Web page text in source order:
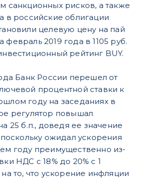
санкционных рисков, а также
в российские облигации
целевую цену на пай
2019 года в 1105 руб.
рейтинг BUY.
Банк России перешел от
процентной ставки к
году на заседаниях в
регулятор повышал
25 б.п., доведя ее значение
ожидал ускорения
году преимущественно из-
НДС с 18% до 20% с 1
то, что ускорение инфляции